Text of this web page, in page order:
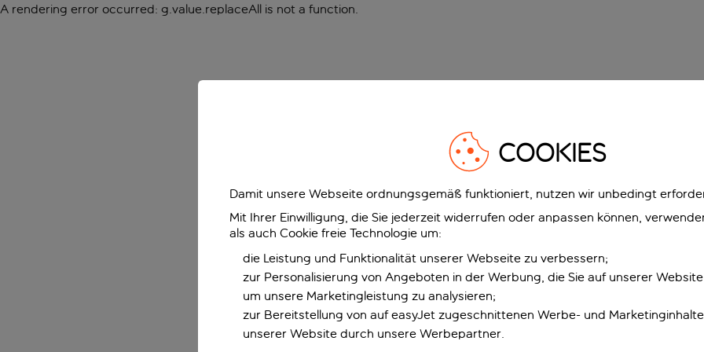
A rendering error occurred: g.value.replaceAll is not a function.
COOKIES
Damit unsere Webseite ordnungsgemäß funktioniert, nutzen wir unbedingt
Mit Ihrer Einwilligung, die Sie jederzeit widerrufen oder anpassen können,
als auch Cookie freie Technologie um:
die Leistung und Funktionalität unserer Webseite zu verbessern;
zur Personalisierung von Angeboten in der Werbung, die Sie auf unserer
um unsere Marketingleistung zu analysieren;
zur Bereitstellung von auf easyJet zugeschnittenen Werbe- und
unserer Website durch unsere Werbepartner.